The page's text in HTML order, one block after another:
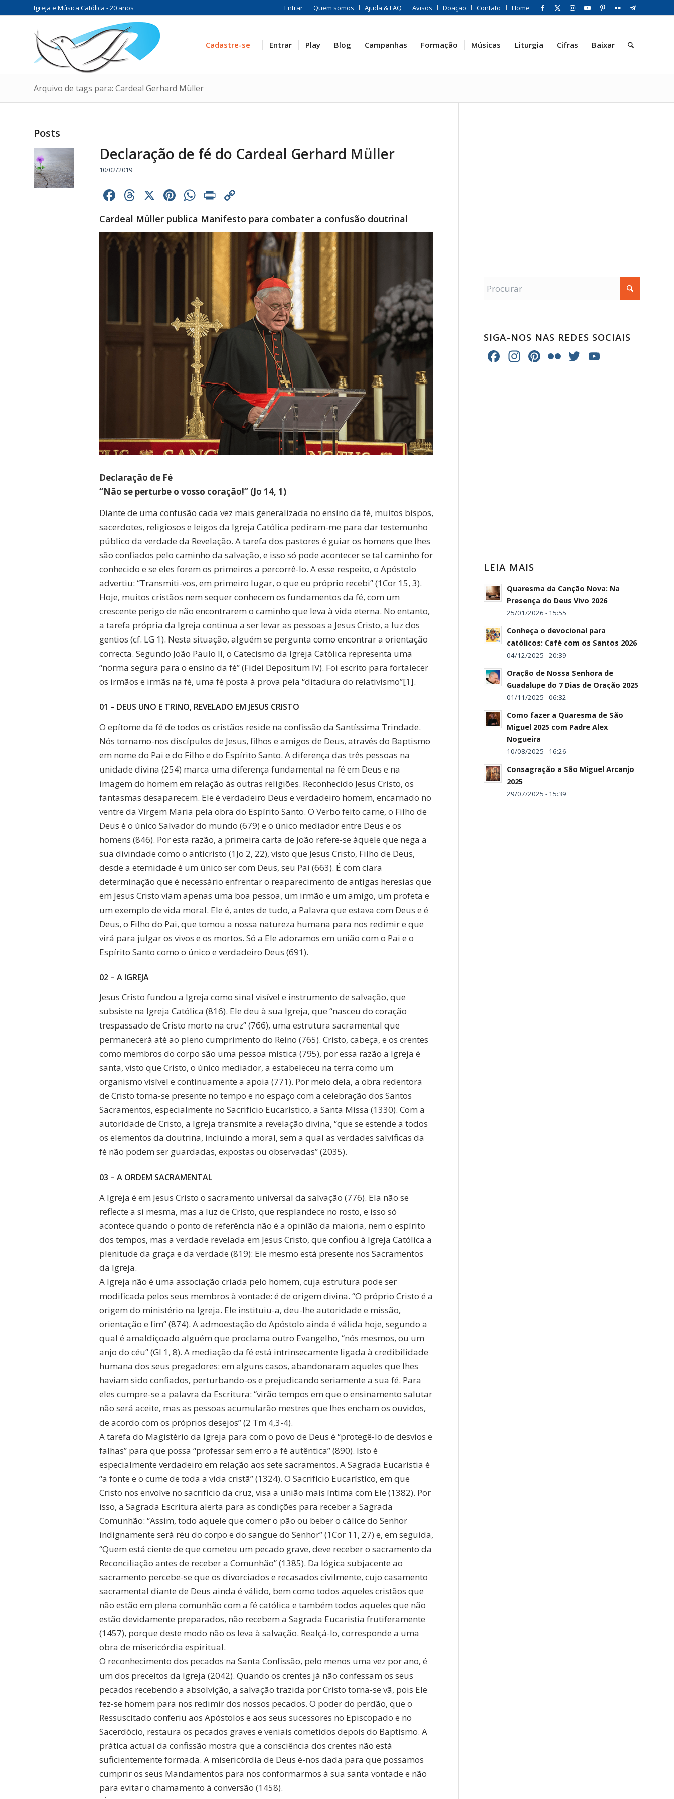
Entrar Quem somos Ajuda & FAQ Avisos Doação Contato Home
Igreja e Música Católica - 20 anos
Cadastre-se Entrar Play Blog Campanhas Formação Músicas Liturgia Cifras Baixar
Arquivo de tags para: Cardeal Gerhard Müller
Posts
Declaração de fé do Cardeal Gerhard Müller
10/02/2019
Facebook
Threads
X Pinterest
WhatsApp
Print
Link
Cardeal Müller publica Manifesto para combater a confusão doutrinal
Declaração de Fé
“Não se perturbe o vosso coração!” (Jo 14, 1)
Diante de uma confusão cada vez mais generalizada no ensino da fé, muitos bispos,
sacerdotes, religiosos e leigos da Igreja Católica pediram-me para dar testemunho
público da verdade da Revelação. A tarefa dos pastores é guiar os homens que lhes
são confiados pelo caminho da salvação, e isso só pode acontecer se tal caminho for
conhecido e se eles forem os primeiros a percorrê-lo. A esse respeito, o Apóstolo
advertiu: “Transmiti-vos, em primeiro lugar, o que eu próprio recebi” (1Cor 15, 3).
Hoje, muitos cristãos nem sequer conhecem os fundamentos da fé, com um
crescente perigo de não encontrarem o caminho que leva à vida eterna. No entanto,
a tarefa própria da Igreja continua a ser levar as pessoas a Jesus Cristo, a luz dos
gentios (cf. LG 1). Nesta situação, alguém se pergunta como encontrar a orientação
correcta. Segundo João Paulo II, o Catecismo da Igreja Católica representa uma
“norma segura para o ensino da fé” (Fidei Depositum IV). Foi escrito para fortalecer
os irmãos e irmãs na fé, uma fé posta à prova pela “ditadura do relativismo”[1].
01 – DEUS UNO E TRINO, REVELADO EM JESUS CRISTO
O epítome da fé de todos os cristãos reside na confissão da Santíssima Trindade.
Nós tornamo-nos discípulos de Jesus, filhos e amigos de Deus, através do Baptismo
em nome do Pai e do Filho e do Espírito Santo. A diferença das três pessoas na
unidade divina (254) marca uma diferença fundamental na fé em Deus e na
imagem do homem em relação às outras religiões. Reconhecido Jesus Cristo, os
fantasmas desaparecem. Ele é verdadeiro Deus e verdadeiro homem, encarnado no
ventre da Virgem Maria pela obra do Espírito Santo. O Verbo feito carne, o Filho de
Deus é o único Salvador do mundo (679) e o único mediador entre Deus e os
homens (846). Por esta razão, a primeira carta de João refere-se àquele que nega a
sua divindade como o anticristo (1Jo 2, 22), visto que Jesus Cristo, Filho de Deus,
desde a eternidade é um único ser com Deus, seu Pai (663). É com clara
determinação que é necessário enfrentar o reaparecimento de antigas heresias que
em Jesus Cristo viam apenas uma boa pessoa, um irmão e um amigo, um profeta e
um exemplo de vida moral. Ele é, antes de tudo, a Palavra que estava com Deus e é
Deus, o Filho do Pai, que tomou a nossa natureza humana para nos redimir e que
virá para julgar os vivos e os mortos. Só a Ele adoramos em união com o Pai e o
Espírito Santo como o único e verdadeiro Deus (691).
02 – A IGREJA
Jesus Cristo fundou a Igreja como sinal visível e instrumento de salvação, que
subsiste na Igreja Católica (816). Ele deu à sua Igreja, que “nasceu do coração
trespassado de Cristo morto na cruz” (766), uma estrutura sacramental que
permanecerá até ao pleno cumprimento do Reino (765). Cristo, cabeça, e os crentes
como membros do corpo são uma pessoa mística (795), por essa razão a Igreja é
santa, visto que Cristo, o único mediador, a estabeleceu na terra como um
organismo visível e continuamente a apoia (771). Por meio dela, a obra redentora
de Cristo torna-se presente no tempo e no espaço com a celebração dos Santos
Sacramentos, especialmente no Sacrifício Eucarístico, a Santa Missa (1330). Com a
autoridade de Cristo, a Igreja transmite a revelação divina, “que se estende a todos
os elementos da doutrina, incluindo a moral, sem a qual as verdades salvíficas da
fé não podem ser guardadas, expostas ou observadas” (2035).
03 – A ORDEM SACRAMENTAL
A Igreja é em Jesus Cristo o sacramento universal da salvação (776). Ela não se
reflecte a si mesma, mas a luz de Cristo, que resplandece no rosto, e isso só
acontece quando o ponto de referência não é a opinião da maioria, nem o espírito
dos tempos, mas a verdade revelada em Jesus Cristo, que confiou à Igreja Católica a
plenitude da graça e da verdade (819): Ele mesmo está presente nos Sacramentos
da Igreja.
A Igreja não é uma associação criada pelo homem, cuja estrutura pode ser
modificada pelos seus membros à vontade: é de origem divina. “O próprio Cristo é a
origem do ministério na Igreja. Ele instituiu-a, deu-lhe autoridade e missão,
orientação e fim” (874). A admoestação do Apóstolo ainda é válida hoje, segundo a
qual é amaldiçoado alguém que proclama outro Evangelho, “nós mesmos, ou um
anjo do céu” (Gl 1, 8). A mediação da fé está intrinsecamente ligada à credibilidade
humana dos seus pregadores: em alguns casos, abandonaram aqueles que lhes
haviam sido confiados, perturbando-os e prejudicando seriamente a sua fé. Para
eles cumpre-se a palavra da Escritura: “virão tempos em que o ensinamento salutar
não será aceite, mas as pessoas acumularão mestres que lhes encham os ouvidos,
de acordo com os próprios desejos” (2 Tm 4,3-4).
A tarefa do Magistério da Igreja para com o povo de Deus é “protegê-lo de desvios e
falhas” para que possa “professar sem erro a fé autêntica” (890). Isto é
especialmente verdadeiro em relação aos sete sacramentos. A Sagrada Eucaristia é
“a fonte e o cume de toda a vida cristã” (1324). O Sacrifício Eucarístico, em que
Cristo nos envolve no sacrifício da cruz, visa a união mais íntima com Ele (1382). Por
isso, a Sagrada Escritura alerta para as condições para receber a Sagrada
Comunhão: “Assim, todo aquele que comer o pão ou beber o cálice do Senhor
indignamente será réu do corpo e do sangue do Senhor” (1Cor 11, 27) e, em seguida,
“Quem está ciente de que cometeu um pecado grave, deve receber o sacramento da
Reconciliação antes de receber a Comunhão” (1385). Da lógica subjacente ao
sacramento percebe-se que os divorciados e recasados ​​civilmente, cujo casamento
sacramental diante de Deus ainda é válido, bem como todos aqueles cristãos que
não estão em plena comunhão com a fé católica e também todos aqueles que não
estão devidamente preparados, não recebem a Sagrada Eucaristia frutiferamente
(1457), porque deste modo não os leva à salvação. Realçá-lo, corresponde a uma
obra de misericórdia espiritual.
O reconhecimento dos pecados na Santa Confissão, pelo menos uma vez por ano, é
um dos preceitos da Igreja (2042). Quando os crentes já não confessam os seus
pecados recebendo a absolvição, a salvação trazida por Cristo torna-se vã, pois Ele
fez-se homem para nos redimir dos nossos pecados. O poder do perdão, que o
Ressuscitado conferiu aos Apóstolos e aos seus sucessores no Episcopado e no
Sacerdócio, restaura os pecados graves e veniais cometidos depois do Baptismo. A
prática actual da confissão mostra que a consciência dos crentes não está
suficientemente formada. A misericórdia de Deus é-nos dada para que possamos
cumprir os seus Mandamentos para nos conformarmos à sua santa vontade e não
para evitar o chamamento à conversão (1458).
SIGA-NOS NAS REDES SOCIAIS
Facebook
Instagram
Pinterest
FlickrTwitter
LEIA MAIS
Quaresma da Canção Nova: Na
Presença do Deus Vivo 2026
25/01/2026 - 15:55
Conheça o devocional para
católicos: Café com os Santos 2026
04/12/2025 - 20:39
Oração de Nossa Senhora de
Guadalupe do 7 Dias de Oração 2025
01/11/2025 - 06:32
Como fazer a Quaresma de São
Miguel 2025 com Padre Alex
Nogueira
10/08/2025 - 16:26
Consagração a São Miguel Arcanjo
2025
29/07/2025 - 15:39